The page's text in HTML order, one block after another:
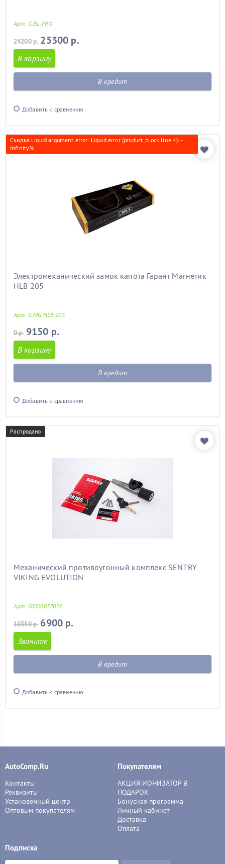
Арт. G.BL.PRO
24200 р. 25300 р.
В корзину
В кредит
Добавить к сравнению
Скидка Liquid argument error: Liquid error (product_block line 4): -
Infinity%
Электромеханический замок капота Гарант Магнетик
HLB 205
Арт. G.MG.HLB.205
0 р. 9150 р.
В корзину
В кредит
Добавить к сравнению
Распродано
Механический противоугонный комплекс SENTRY
VIKING EVOLUTION
Арт. 00000032054
10350 р. 6900 р.
Звоните
В кредит
Добавить к сравнению
AutoComp.Ru
Контакты
Реквизиты
Установочный центр
Оптовым покупателям
Покупателям
АКЦИЯ ИОНИЗАТОР В
ПОДАРОК
Бонусная программа
Личный кабинет
Доставка
Оплата
Подписка